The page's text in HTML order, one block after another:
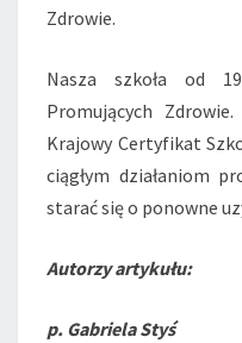
Zdrowie.
Nasza szkoła od
Promujących
Krajowy Certyfikat
ciągłym działaniom
starać się o ponowne
Autorzy artykułu:
p. Gabriela Styś